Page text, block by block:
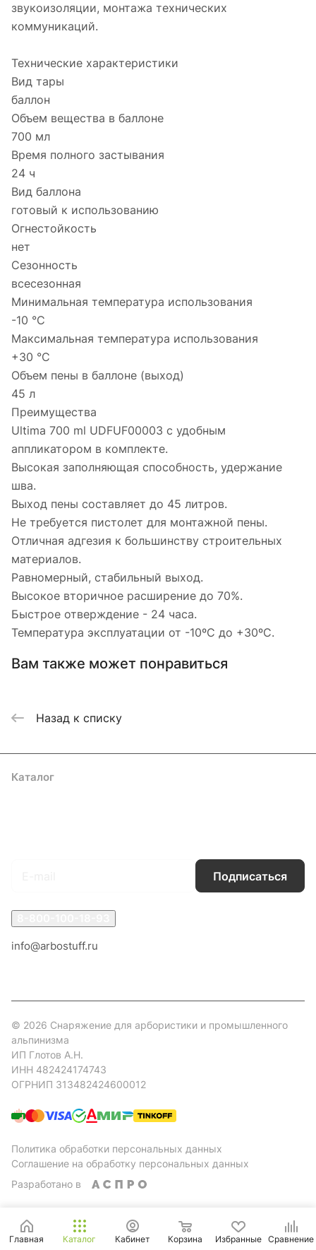
звукоизоляции, монтажа технических
коммуникаций.
Технические характеристики
Вид тары
баллон
Объем вещества в баллоне
700 мл
Время полного застывания
24 ч
Вид баллона
готовый к использованию
Огнестойкость
нет
Сезонность
всесезонная
Минимальная температура использования
-10 °С
Максимальная температура использования
+30 °С
Объем пены в баллоне (выход)
45 л
Преимущества
Ultima 700 ml UDFUF00003 с удобным
аппликатором в комплекте.
Высокая заполняющая способность, удержание
шва.
Выход пены составляет до 45 литров.
Не требуется пистолет для монтажной пены.
Отличная адгезия к большинству строительных
материалов.
Равномерный, стабильный выход.
Высокое вторичное расширение до 70%.
Быстрое отверждение - 24 часа.
Температура эксплуатации от -10ºС до +30ºС.
Вам также может понравиться
Назад к списку
Каталог
Подписаться
info@arbostuff.ru
© 2026 Снаряжение для арбористики и промышленного
альпинизма
ИП Глотов А.Н.
ИНН 482424174743
ОГРНИП 313482424600012
Политика обработки персональных данных
Соглашение на обработку персональных данных
Разработано в
Главная Каталог Кабинет Корзина Избранные Сравнение